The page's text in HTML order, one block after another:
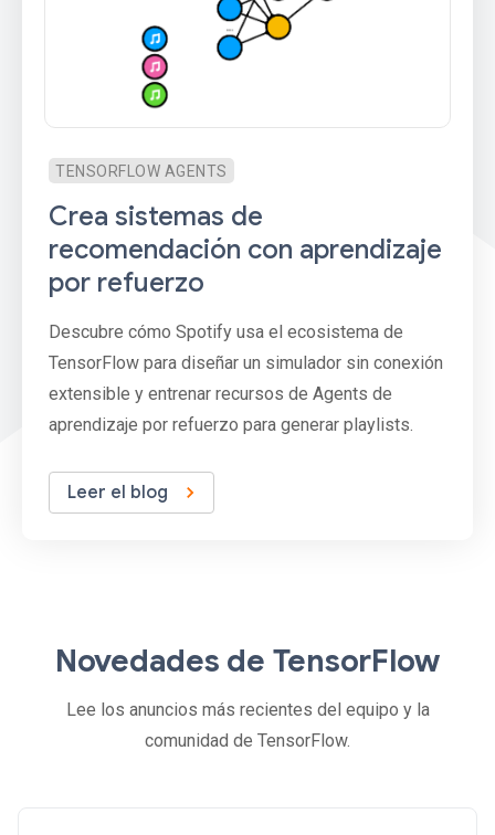
TENSORFLOW AGENTS
Crea sistemas de
recomendación con aprendizaje
por refuerzo
Descubre cómo Spotify usa el ecosistema de
TensorFlow para diseñar un simulador sin conexión
extensible y entrenar recursos de Agents de
aprendizaje por refuerzo para generar playlists.
Leer el blog
Novedades de TensorFlow
Lee los anuncios más recientes del equipo y la
comunidad de TensorFlow.